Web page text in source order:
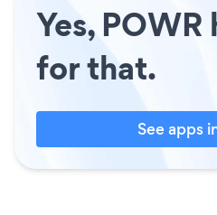
Yes, POWR
for that.
See apps